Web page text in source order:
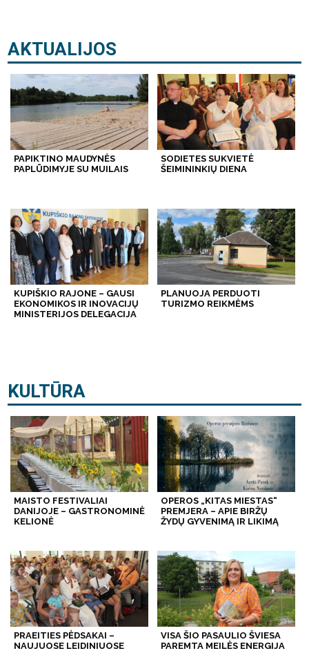
AKTUALIJOS
PAPIKTINO MAUDYNĖS
PAPLŪDIMYJE SU MUILAIS
SODIETES SUKVIETĖ
ŠEIMININKIŲ DIENA
KUPIŠKIO RAJONE – GAUSI
EKONOMIKOS IR INOVACIJŲ
MINISTERIJOS DELEGACIJA
PLANUOJA PERDUOTI
TURIZMO REIKMĖMS
KULTŪRA
MAISTO FESTIVALIAI
DANIJOJE – GASTRONOMINĖ
KELIONĖ
OPEROS „KITAS MIESTAS“
PREMJERA – APIE BIRŽŲ
ŽYDŲ GYVENIMĄ IR LIKIMĄ
PRAEITIES PĖDSAKAI –
NAUJUOSE LEIDINIUOSE
VISA ŠIO PASAULIO ŠVIESA
PAREMTA MEILĖS ENERGIJA